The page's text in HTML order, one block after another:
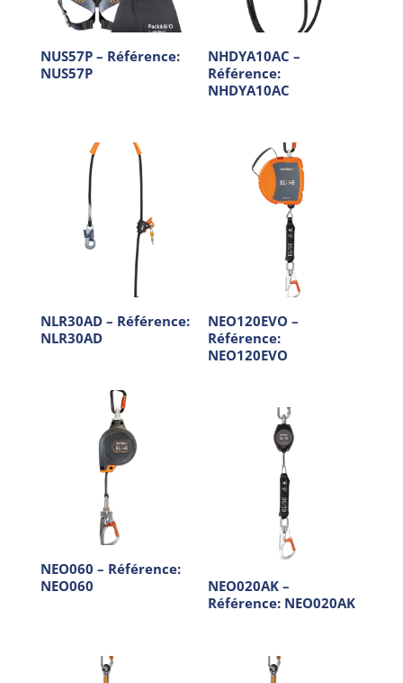
NUS57P – Référence:
NUS57P
NHDYA10AC –
Référence:
NHDYA10AC
NLR30AD – Référence:
NLR30AD
NEO120EVO –
Référence:
NEO120EVO
NEO060 – Référence:
NEO060
NEO020AK –
Référence: NEO020AK